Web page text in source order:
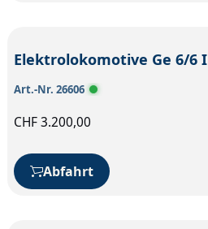
Elektrolokomotive Ge 6/6 I
Art.-Nr. 26606
CHF3.200,00
Abfahrt